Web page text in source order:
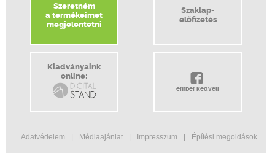
Szeretném
a termékeimet
megjelentetni
Szaklap-
előfizetés
Kiadványaink
online:
ember kedveli
Adatvédelem Médiaajánlat Impresszum Építési megoldások